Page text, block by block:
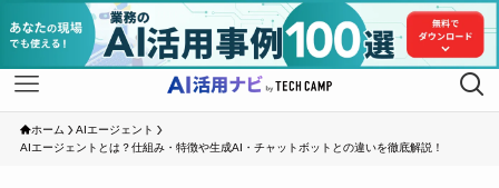
ホーム
AIエージェント
AIエージェントとは？仕組み・特徴や生成AI・チャットボットとの違いを徹底解説！